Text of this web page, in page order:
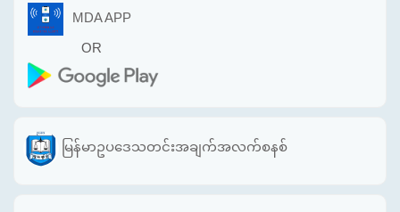
MDA APP
OR
မြန်မာဥပဒေသတင်းအချက်အလက်စနစ်